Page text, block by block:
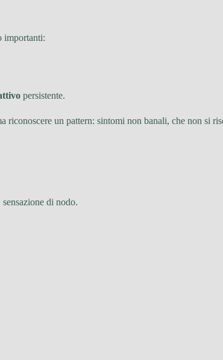
importanti:
persistente.
riconoscere un pattern: sintomi non banali, che non si
di nodo.